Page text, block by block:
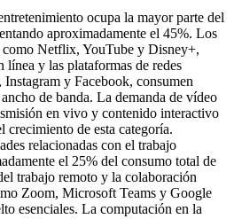
ocupa la mayor parte del
aproximadamente el 45%. Los
como Netflix, YouTube y Disney+,
línea y las plataformas de redes
y Facebook, consumen
de banda. La demanda de vídeo
en vivo y contenido interactivo
crecimiento de esta categoría.
relacionadas con el trabajo
el 25% del consumo total de
trabajo remoto y la colaboración
Zoom, Microsoft Teams y Google
esenciales. La computación en la